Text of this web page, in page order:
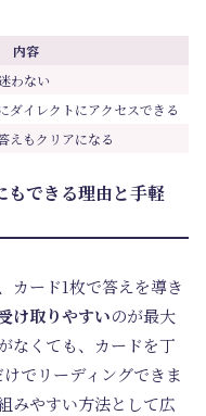
内容
わない
ダイレクトにアクセスできる
えもクリアになる
もできる理由と手軽
カード1枚で答えを導き
け取りやすいのが最大
なくても、カードを丁
でリーディングできま
みやすい方法として広